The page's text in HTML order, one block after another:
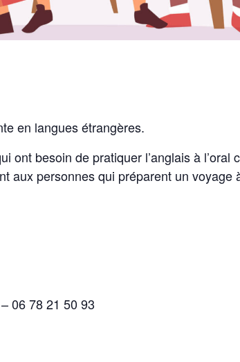
en langues étrangères.
ont besoin de pratiquer l’anglais à
aux personnes qui préparent un voyage
06 78 21 50 93